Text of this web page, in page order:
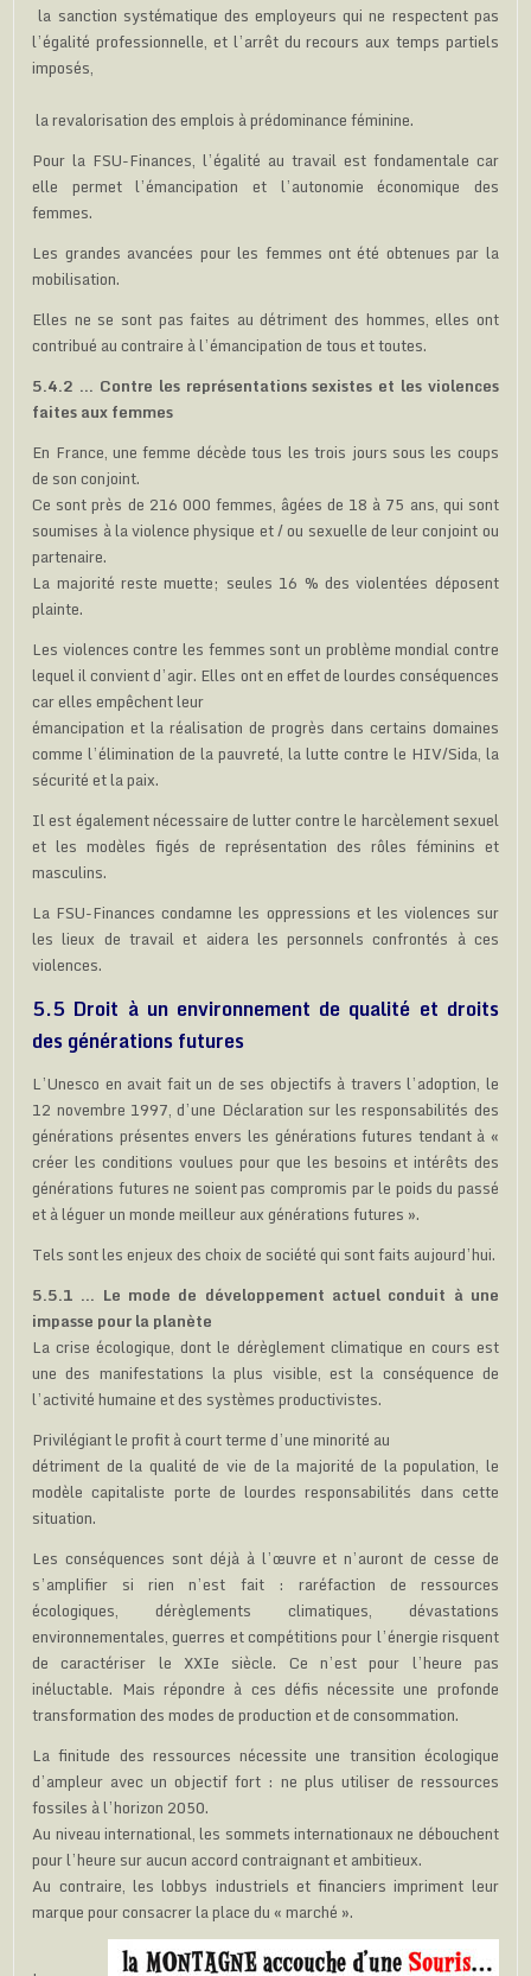
la sanction systématique des employeurs qui ne respectent pas
l’égalité professionnelle, et l’arrêt du recours aux temps partiels
imposés,
la revalorisation des emplois à prédominance féminine.
Pour la FSU-Finances, l’égalité au travail est fondamentale car
elle permet l’émancipation et l’autonomie économique des
femmes.
Les grandes avancées pour les femmes ont été obtenues par la
mobilisation.
Elles ne se sont pas faites au détriment des hommes, elles ont
contribué au contraire à l’émancipation de tous et toutes.
5.4.2 … Contre les représentations sexistes et les violences
faites aux femmes
En France, une femme décède tous les trois jours sous les coups
de son conjoint.
Ce sont près de 216 000 femmes, âgées de 18 à 75 ans, qui sont
soumises à la violence physique et / ou sexuelle de leur conjoint ou
partenaire.
La majorité reste muette; seules 16 % des violentées déposent
plainte.
Les violences contre les femmes sont un problème mondial contre
lequel il convient d’agir. Elles ont en effet de lourdes conséquences
car elles empêchent leur
émancipation et la réalisation de progrès dans certains domaines
comme l’élimination de la pauvreté, la lutte contre le HIV/Sida, la
sécurité et la paix.
Il est également nécessaire de lutter contre le harcèlement sexuel
et les modèles figés de représentation des rôles féminins et
masculins.
La FSU-Finances condamne les oppressions et les violences sur
les lieux de travail et aidera les personnels confrontés à ces
violences.
5.5 Droit à un environnement de qualité et droits
des générations futures
L’Unesco en avait fait un de ses objectifs à travers l’adoption, le
12 novembre 1997, d’une Déclaration sur les responsabilités des
générations présentes envers les générations futures tendant à «
créer les conditions voulues pour que les besoins et intérêts des
générations futures ne soient pas compromis par le poids du passé
et à léguer un monde meilleur aux générations futures ».
Tels sont les enjeux des choix de société qui sont faits aujourd’hui.
5.5.1 … Le mode de développement actuel conduit à une
impasse pour la planète
La crise écologique, dont le dérèglement climatique en cours est
une des manifestations la plus visible, est la conséquence de
l’activité humaine et des systèmes productivistes.
Privilégiant le profit à court terme d’une minorité au
détriment de la qualité de vie de la majorité de la population, le
modèle capitaliste porte de lourdes responsabilités dans cette
situation.
Les conséquences sont déjà à l’œuvre et n’auront de cesse de
s’amplifier si rien n’est fait : raréfaction de ressources
écologiques, dérèglements climatiques, dévastations
environnementales, guerres et compétitions pour l’énergie risquent
de caractériser le XXIe siècle. Ce n’est pour l’heure pas
inéluctable. Mais répondre à ces défis nécessite une profonde
transformation des modes de production et de consommation.
La finitude des ressources nécessite une transition écologique
d’ampleur avec un objectif fort : ne plus utiliser de ressources
fossiles à l’horizon 2050.
Au niveau international, les sommets internationaux ne débouchent
pour l’heure sur aucun accord contraignant et ambitieux.
Au contraire, les lobbys industriels et financiers impriment leur
marque pour consacrer la place du « marché ».